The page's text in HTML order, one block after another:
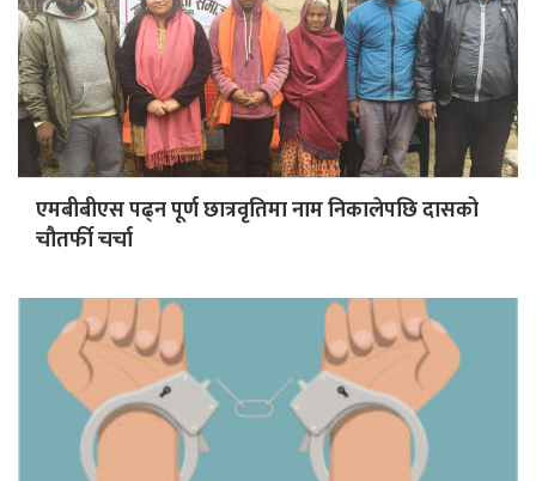
एमबीबीएस पढ्न पूर्ण छात्रवृतिमा नाम निकालेपछि दासको
चौतर्फी चर्चा